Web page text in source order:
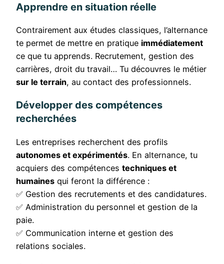
Apprendre en situation réelle
Contrairement aux études classiques, l’alternance
te permet de mettre en pratique immédiatement
ce que tu apprends. Recrutement, gestion des
carrières, droit du travail… Tu découvres le métier
sur le terrain, au contact des professionnels.
Développer des compétences
recherchées
Les entreprises recherchent des profils
autonomes et expérimentés. En alternance, tu
acquiers des compétences techniques et
humaines qui feront la différence :
✅ Gestion des recrutements et des candidatures.
✅ Administration du personnel et gestion de la
paie.
✅ Communication interne et gestion des
relations sociales.